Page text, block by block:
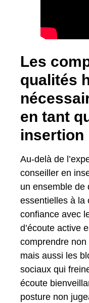
Les
qualités
en tant
insertion
Au-delà de
conseiller en
un ensemble de
essentielles à la
confiance avec
d’écoute active
comprendre
mais aussi les
sociaux qui
écoute
posture non